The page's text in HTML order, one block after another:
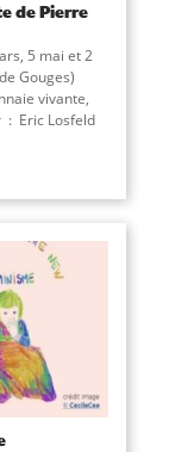
de Pierre
5 mai et 2
Gouges)
vivante,